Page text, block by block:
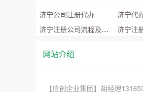
济宁公司注册代办 济宁代
济宁注册公司流程及费用
网站介绍
【信创企业集团】胡经理